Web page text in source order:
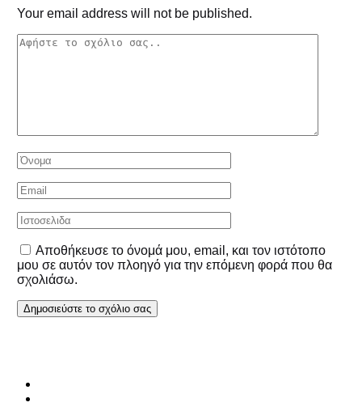
Your email address will not be published.
Αποθήκευσε το όνομά μου, email, και τον ιστότοπο
μου σε αυτόν τον πλοηγό για την επόμενη φορά που θα
σχολιάσω.